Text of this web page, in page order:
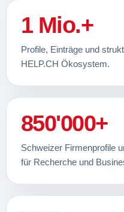
1 Mio.+
Profile, Einträge und
HELP.CH Ökosystem.
850'000+
Schweizer Firmenprofile
für Recherche und